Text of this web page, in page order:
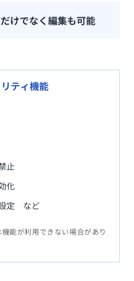
けでなく編集も可能
ティ機能
止
化
定 など
能が利用できない場合があり